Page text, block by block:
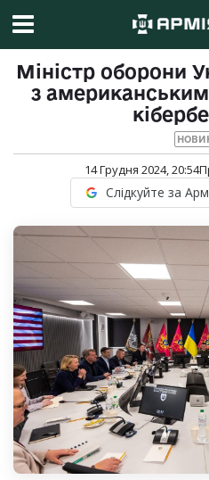
Міністр оборони
з
14 Грудня 2024, 20:54
Слідкуйте за